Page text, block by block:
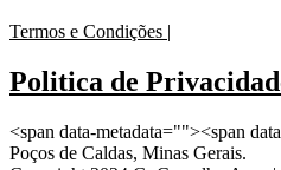
Termos e Condições |
Politica de
<span data-metadata=""><span
Poços de Caldas, Minas Gerais.